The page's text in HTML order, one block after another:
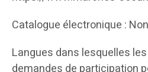
Catalogue électronique :
Langues dans lesquelles
demandes de participation